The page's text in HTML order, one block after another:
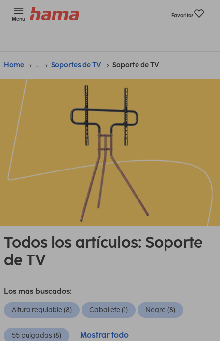
Menu
Favoritos
Home ... Soportes de TV Soporte de TV
Todos los artículos: Soporte
de TV
Los más buscados:
Altura regulable (8) Caballete (1) Negro (8)
55 pulgadas (8) Mostrar todo